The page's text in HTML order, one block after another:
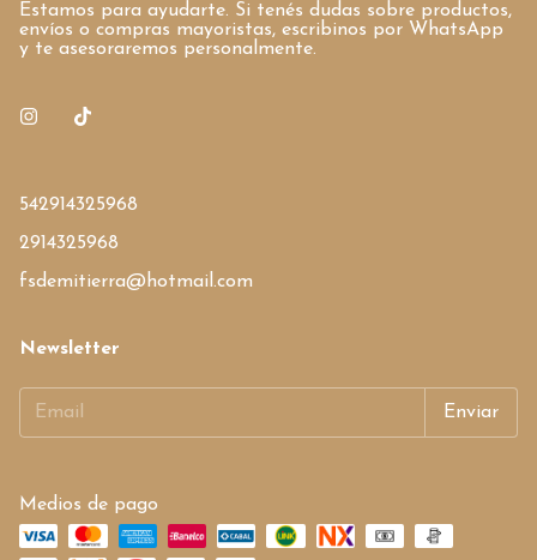
Estamos para ayudarte. Si tenés dudas sobre productos,
envíos o compras mayoristas, escribinos por WhatsApp
y te asesoraremos personalmente.
542914325968
2914325968
fsdemitierra@hotmail.com
Newsletter
Medios de pago